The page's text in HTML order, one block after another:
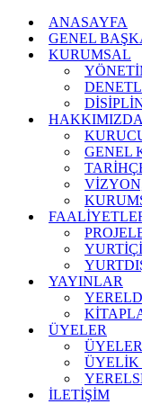
ANASAYFA
GENEL
KURUMSAL
HAKKIMIZDA
GENEL
YAYINLAR
ÜYELER
ÜYELER
ÜYELİK
İLETİŞİM